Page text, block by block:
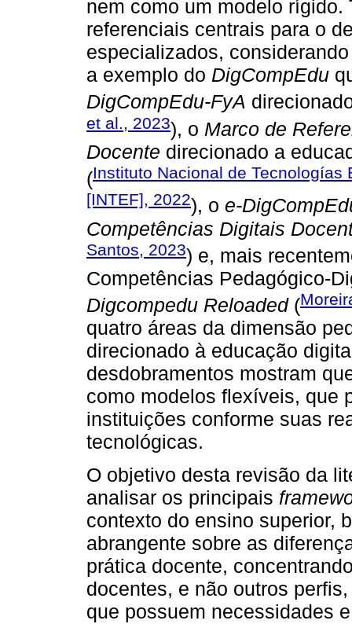
nem como um modelo
referenciais centrais para o
especializados,
a exemplo do DigCompEdu
DigCompEdu-FyA
et al., 2023), o Marco de
Docente direcionado a
(Instituto Nacional de
[INTEF], 2022), o e-
Competências Digitais
Santos, 2023) e, mais
Competências Pedagógico-
Digcompedu Reloaded(
quatro áreas da dimensão
direcionado à educação
desdobramentos mostram
como modelos flexíveis, que
instituições conforme suas
tecnológicas.
O objetivo desta revisão da
analisar os principais
contexto do ensino superior,
abrangente sobre as
prática docente,
docentes, e não outros
que possuem necessidades